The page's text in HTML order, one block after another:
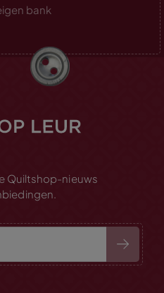
bank
Quiltshop-nieuws